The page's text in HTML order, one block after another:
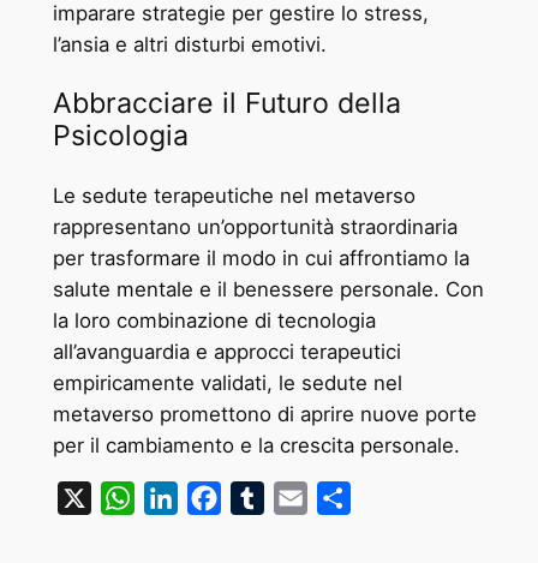
imparare strategie per gestire lo stress,
l’ansia e altri disturbi emotivi.
Abbracciare il Futuro della
Psicologia
Le sedute terapeutiche nel metaverso
rappresentano un’opportunità straordinaria
per trasformare il modo in cui affrontiamo la
salute mentale e il benessere personale. Con
la loro combinazione di tecnologia
all’avanguardia e approcci terapeutici
empiricamente validati, le sedute nel
metaverso promettono di aprire nuove porte
per il cambiamento e la crescita personale.
WhatsAppLinkedInFacebookTumblrEmail